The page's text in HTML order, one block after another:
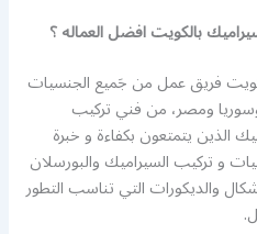
بالكويت افضل العماله ؟
فريق عمل من جَميع الجنسيات
ومصر، من فني تركيب
الذين يتمتعون بكفاءة و خبرة
و تركيب السيراميك والبورسلان
والديكورات التي تناسب التطور